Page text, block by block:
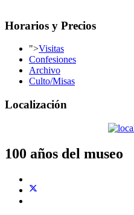
Horarios y Precios
">Visitas
Confesiones
Archivo
Culto/Misas
Localización
100 años del museo